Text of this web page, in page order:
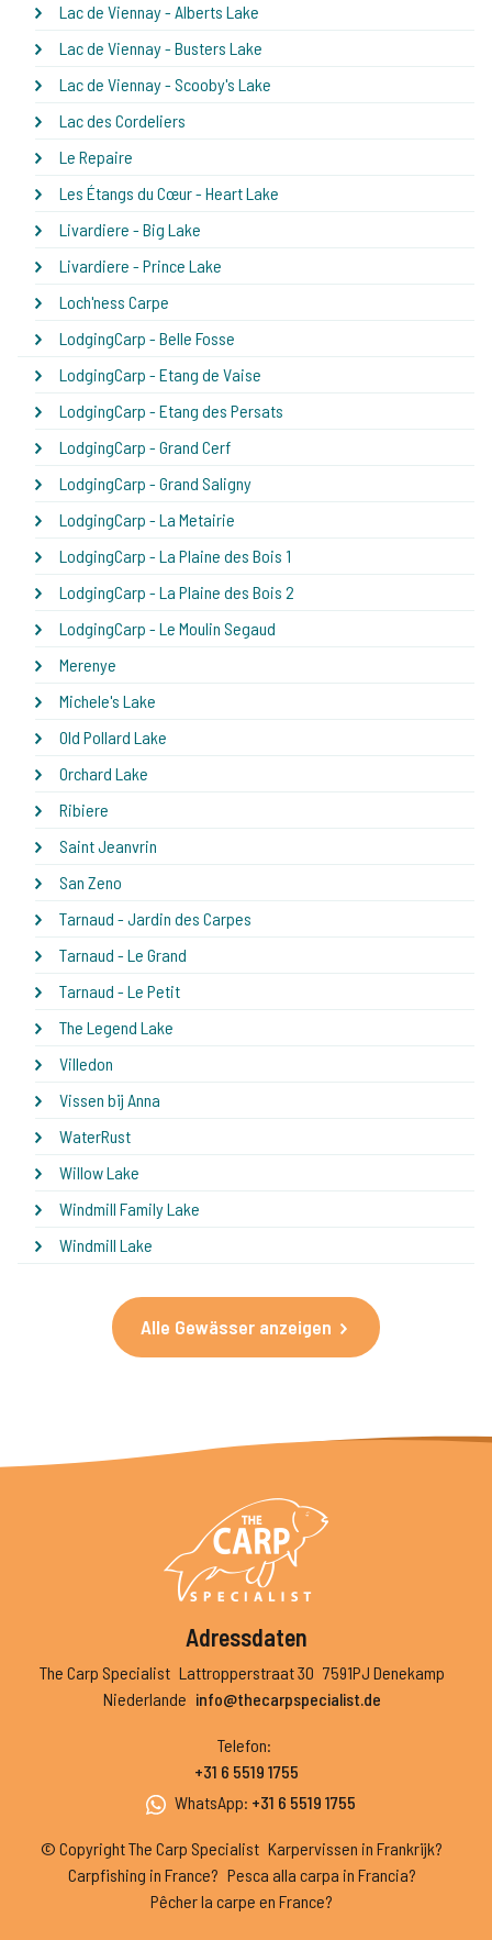
Lac de Viennay - Alberts Lake
Lac de Viennay - Busters Lake
Lac de Viennay - Scooby's Lake
Lac des Cordeliers
Le Repaire
Les Étangs du Cœur - Heart Lake
Livardiere - Big Lake
Livardiere - Prince Lake
Loch'ness Carpe
LodgingCarp - Belle Fosse
LodgingCarp - Etang de Vaise
LodgingCarp - Etang des Persats
LodgingCarp - Grand Cerf
LodgingCarp - Grand Saligny
LodgingCarp - La Metairie
LodgingCarp - La Plaine des Bois 1
LodgingCarp - La Plaine des Bois 2
LodgingCarp - Le Moulin Segaud
Merenye
Michele's Lake
Old Pollard Lake
Orchard Lake
Ribiere
Saint Jeanvrin
San Zeno
Tarnaud - Jardin des Carpes
Tarnaud - Le Grand
Tarnaud - Le Petit
The Legend Lake
Villedon
Vissen bij Anna
WaterRust
Willow Lake
Windmill Family Lake
Windmill Lake
Alle Gewässer anzeigen
Adressdaten
The Carp Specialist Lattropperstraat 30 7591PJ Denekamp
Niederlande info@thecarpspecialist.de
Telefon:
+31 6 5519 1755
WhatsApp: +31 6 5519 1755
© Copyright The Carp Specialist Karpervissen in Frankrijk?
Carpfishing in France? Pesca alla carpa in Francia?
Pêcher la carpe en France?